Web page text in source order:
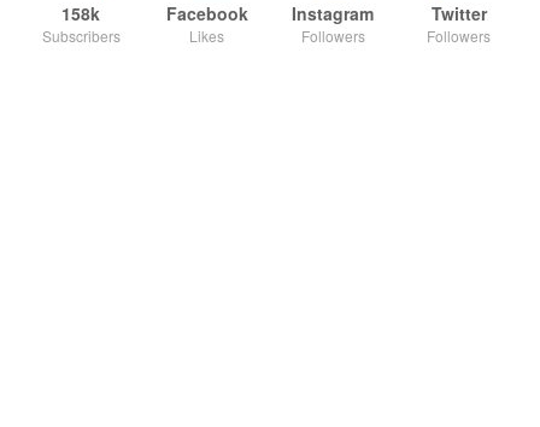
158k
Subscribers
Facebook
Likes
Instagram
Followers
Twitter
Followers